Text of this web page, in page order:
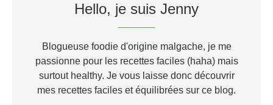
Hello, je suis Jenny
Blogueuse foodie d'origine malgache, je me
passionne pour les recettes faciles (haha) mais
surtout healthy. Je vous laisse donc découvrir
mes recettes faciles et équilibrées sur ce blog.